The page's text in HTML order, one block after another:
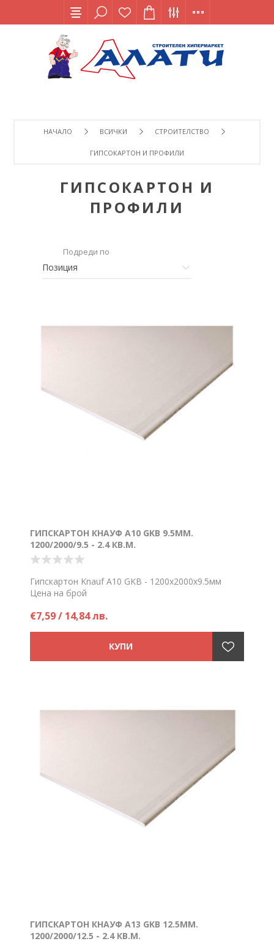
НАЧАЛО ВСИЧКИ СТРОИТЕЛСТВО
ГИПСОКАРТОН И ПРОФИЛИ
ГИПСОКАРТОН И
ПРОФИЛИ
Подреди по
ГИПСКАРТОН КНАУФ A10 GKB 9.5ММ.
1200/2000/9.5 - 2.4 КВ.М.
Гипскартон Knauf A10 GKB - 1200х2000х9.5мм
Цена на брой
€7,59 / 14,84 лв.
ГИПСКАРТОН КНАУФ A13 GKB 12.5ММ.
1200/2000/12.5 - 2.4 КВ.М.